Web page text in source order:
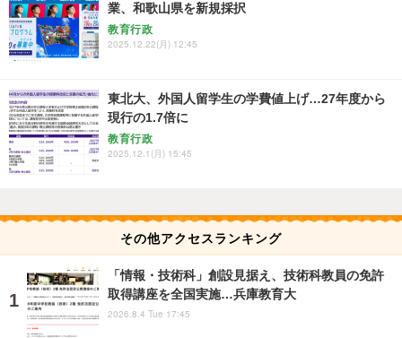
業、和歌山県を新規採択
教育行政
2025.12.22(月) 12:45
東北大、外国人留学生の学費値上げ…27年度から
現行の1.7倍に
教育行政
2025.12.1(月) 15:45
その他アクセスランキング
「情報・技術科」創設見据え、技術科教員の免許
取得講座を全国実施…兵庫教育大
2026.8.4 Tue 17:45